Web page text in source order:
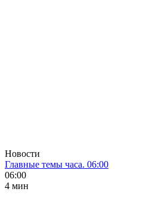
Новости
Главные темы часа. 06:00
06:00
4 мин